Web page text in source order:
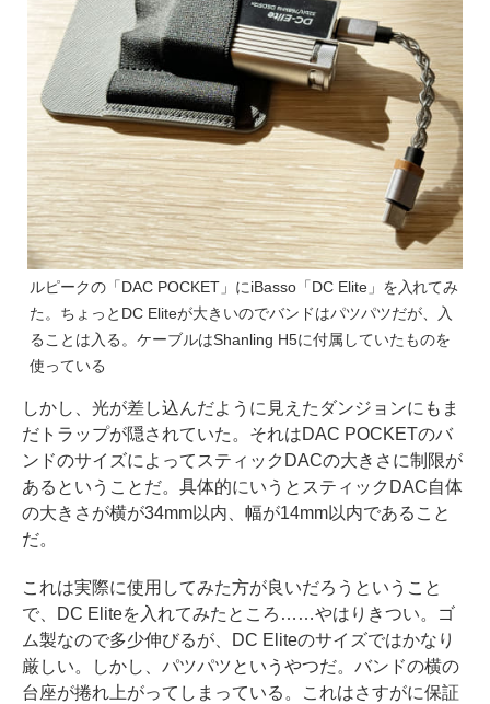
ルピークの「DAC POCKET」にiBasso「DC Elite」を入れてみ
た。ちょっとDC Eliteが大きいのでバンドはパツパツだが、入
ることは入る。ケーブルはShanling H5に付属していたものを
使っている
しかし、光が差し込んだように見えたダンジョンにもま
だトラップが隠されていた。それはDAC POCKETのバ
ンドのサイズによってスティックDACの大きさに制限が
あるということだ。具体的にいうとスティックDAC自体
の大きさが横が34mm以内、幅が14mm以内であること
だ。
これは実際に使用してみた方が良いだろうということ
で、DC Eliteを入れてみたところ……やはりきつい。ゴ
ム製なので多少伸びるが、DC Eliteのサイズではかなり
厳しい。しかし、パツパツというやつだ。バンドの横の
台座が捲れ上がってしまっている。これはさすがに保証